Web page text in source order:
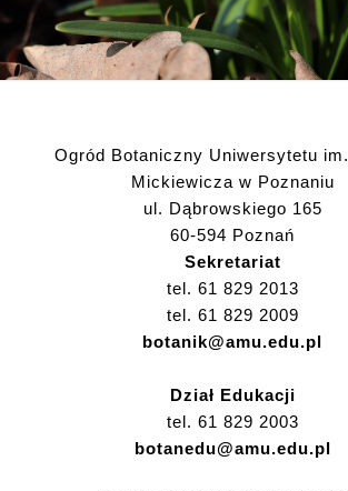
Ogród Botaniczny Uniwersytetu
Mickiewicza w Poznaniu
ul. Dąbrowskiego 165
60-594 Poznań
Sekretariat
tel. 61 829 2013
tel. 61 829 2009
botanik@amu.edu.pl
Dział Edukacji
tel. 61 829 2003
botanedu@amu.edu.pl